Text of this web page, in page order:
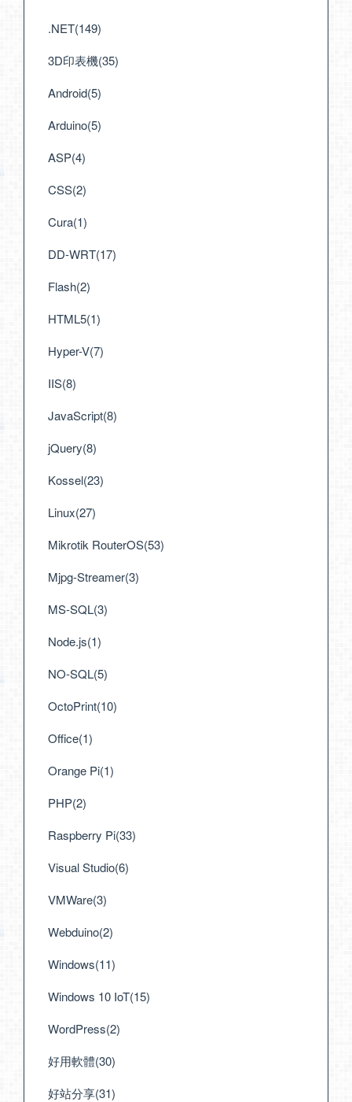
.NET(149)
3D印表機(35)
Android(5)
Arduino(5)
ASP(4)
CSS(2)
Cura(1)
DD-WRT(17)
Flash(2)
HTML5(1)
Hyper-V(7)
IIS(8)
JavaScript(8)
jQuery(8)
Kossel(23)
Linux(27)
Mikrotik RouterOS(53)
Mjpg-Streamer(3)
MS-SQL(3)
Node.js(1)
NO-SQL(5)
OctoPrint(10)
Office(1)
Orange Pi(1)
PHP(2)
Raspberry Pi(33)
Visual Studio(6)
VMWare(3)
Webduino(2)
Windows(11)
Windows 10 IoT(15)
WordPress(2)
好用軟體(30)
好站分享(31)